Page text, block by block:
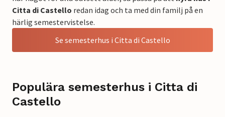
Citta di Castello redan idag och ta med din familj på en
härlig semestervistelse.
Se semesterhus i Citta di Castello
Populära semesterhus i Citta di
Castello